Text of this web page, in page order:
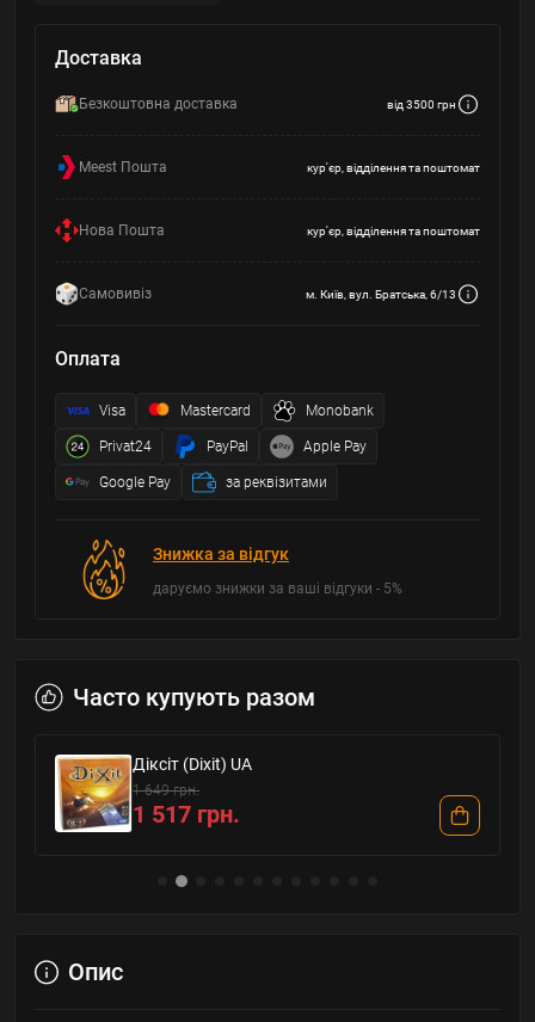
Доставка
Безкоштовна доставка від 3500 грн
Meest Пошта кур'єр, відділення та поштомат
Нова Пошта кур'єр, відділення та поштомат
Самовивіз м. Київ, вул. Братська, 6/13
Оплата
Visa Mastercard Monobank
Privat24 PayPal Apple Pay
Google Pay за реквізитами
Знижка за відгук
даруємо знижки за ваші відгуки - 5%
Часто купують разом
Діксіт (Dixit) UA
1 649 грн.
1 517 грн.
Опис